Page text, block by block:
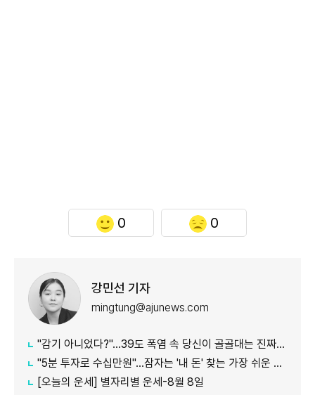
0 0
강민선 기자
mingtung@ajunews.com
"감기 아니었다?"…39도 폭염 속 당신이 골골대는 진짜 이유
"5분 투자로 수십만원"…잠자는 '내 돈' 찾는 가장 쉬운 방법
[오늘의 운세] 별자리별 운세-8월 8일